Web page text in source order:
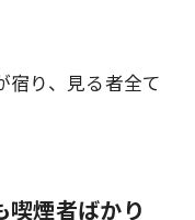
り、 見る者全て
喫煙者ばかり